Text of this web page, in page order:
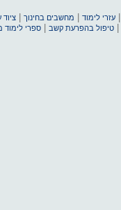
עזרי לימוד מחשבים בחינוך |
|טיפול בהפרעת קשב |ספרי לימוד